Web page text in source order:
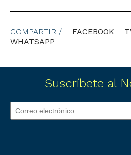
COMPARTIR / FACEBOOK
WHATSAPP
Suscríbete al